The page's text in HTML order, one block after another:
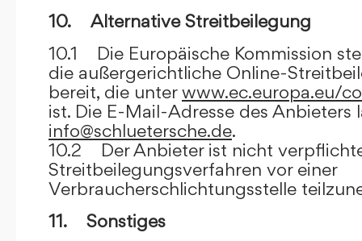
10. Alternative Streitbeilegung
10.1 Die Europäische Kommission
die außergerichtliche Online-
bereit, die unterwww.ec.europa.eu/
ist. Die E-Mail-Adresse des Anbieters
info@schluetersche.de.
10.2 Der Anbieter ist nicht
Streitbeilegungsverfahren vor einer
Verbraucherschlichtungsstelle
11. Sonstiges